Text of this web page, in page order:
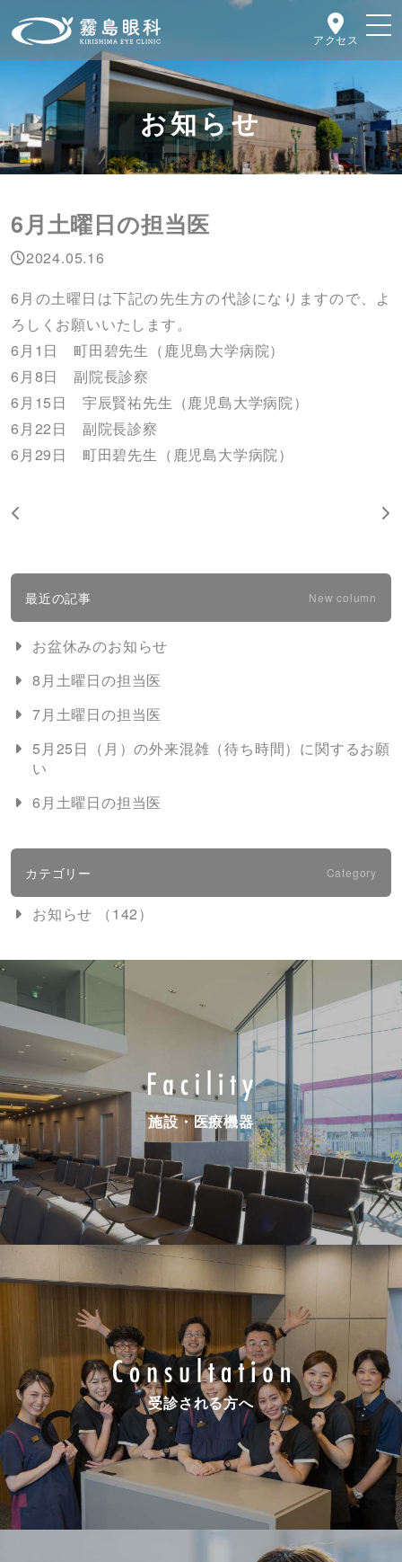
アクセス
お知らせ
6月土曜日の担当医
2024.05.16
6月の土曜日は下記の先生方の代診になりますので、よ
ろしくお願いいたします。
6月1日 町田碧先生（鹿児島大学病院）
6月8日 副院長診察
6月15日 宇辰賢祐先生（鹿児島大学病院）
6月22日 副院長診察
6月29日 町田碧先生（鹿児島大学病院）
最近の記事 New column
お盆休みのお知らせ
8月土曜日の担当医
7月土曜日の担当医
5月25日（月）の外来混雑（待ち時間）に関するお願
い
6月土曜日の担当医
カテゴリー Category
お知らせ （142）
施設・医療機器
受診される方へ